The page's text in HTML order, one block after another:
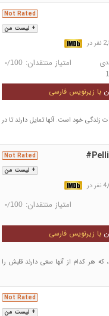
+ لیست من
Not Rated
امتیاز منتقدان: -/100
با زیرنویس فارسی
خود است. آنها تمایل دارند تا در
+ لیست من
Not Rated
امتیاز منتقدان: -/100
با زیرنویس فارسی
هر کدام از آنها سعی دارند قلبش را
+ لیست من
Not Rated